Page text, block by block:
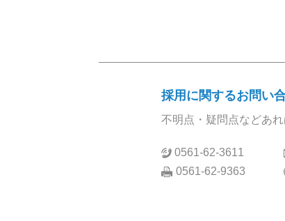
採用に関するお問い
不明点・疑問点などあ
0561-62-3611
0561-62-9363